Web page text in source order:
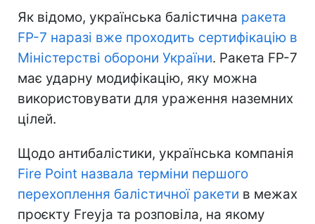
Як відомо, українська балістична ракета
FP-7 наразі вже проходить сертифікацію в
Міністерстві оборони України. Ракета FP-7
має ударну модифікацію, яку можна
використовувати для ураження наземних
цілей.
Щодо антибалістики, українська компанія
Fire Point назвала терміни першого
перехоплення балістичної ракети в межах
проєкту Freyja та розповіла, на якому